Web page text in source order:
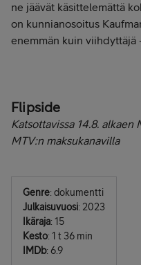
ne jäävät käsittelemättä
on kunnianosoitus
enemmän kuin viihdyttäjä
Flipside
Katsottavissa 14.8. alkaen
MTV:n maksukanavilla
Genre: dokumentti
Julkaisuvuosi: 2023
Ikäraja: 15
Kesto: 1 t 36 min
IMDb: 6.9